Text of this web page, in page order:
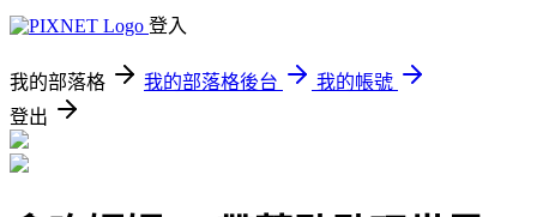
登入
我的部落格 我的部落格後台
我的帳號
登出